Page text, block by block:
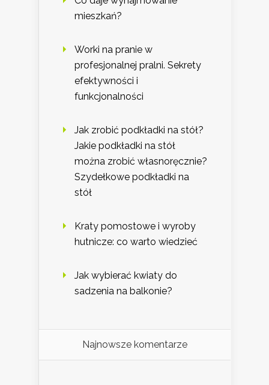
mieszkań?
Worki na pranie w
profesjonalnej pralni. Sekrety
efektywności i
funkcjonalności
Jak zrobić podkładki na stół?
Jakie podkładki na stół
można zrobić własnoręcznie?
Szydełkowe podkładki na
stół
Kraty pomostowe i wyroby
hutnicze: co warto wiedzieć
Jak wybierać kwiaty do
sadzenia na balkonie?
Najnowsze komentarze